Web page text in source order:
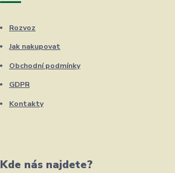
Rozvoz
Jak nakupovat
Obchodní podmínky
GDPR
Kontakty
Kde nás najdete?